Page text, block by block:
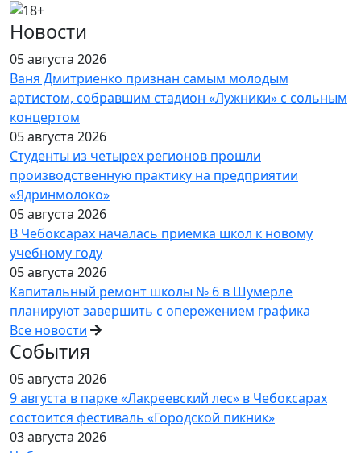
Новости
05 августа 2026
Ваня Дмитриенко признан самым молодым
артистом, собравшим стадион «Лужники» с сольным
концертом
05 августа 2026
Студенты из четырех регионов прошли
производственную практику на предприятии
«Ядринмолоко»
05 августа 2026
В Чебоксарах началась приемка школ к новому
учебному году
05 августа 2026
Капитальный ремонт школы № 6 в Шумерле
планируют завершить с опережением графика
Все новости
События
05 августа 2026
9 августа в парке «Лакреевский лес» в Чебоксарах
состоится фестиваль «Городской пикник»
03 августа 2026